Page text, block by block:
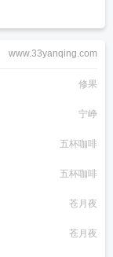
www.33yanqing.com
修果
宁峥
五杯咖啡
五杯咖啡
苍月夜
苍月夜